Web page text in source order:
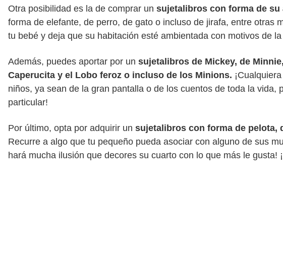
Otra posibilidad es la de comprar un sujetalibros con forma de
forma de elefante, de perro, de gato o incluso de jirafa, entre otras
tu bebé y deja que su habitación esté ambientada con motivos de
Además, puedes aportar por un sujetalibros de Mickey, de
Caperucita y el Lobo feroz o incluso de los Minions.
niños, ya sean de la gran pantalla o de los cuentos de toda la vida,
particular!
Por último, opta por adquirir un sujetalibros con forma de pelota,
Recurre a algo que tu pequeño pueda asociar con alguno de sus
hará mucha ilusión que decores su cuarto con lo que más le gusta!